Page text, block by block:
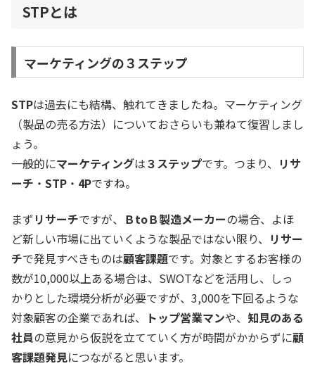
STPとは
マーケティングの３ステップ
STPは過去にも結構、触れてきましたね。マーケティング
（製品の売る方法）についておさらいも兼ねて復習しまし
ょう。
一般的にマーケティングは３ステップです。つまり、 リサ
ーチ ・ STP ・ 4Pですね。
まずリサーチですが、 ＢtoＢ製造メーカーの場合、よほ
ど新しい市場に出ていくような製品ではない限り、 リサー
チで発見すべきものは顧客課題です。対象とするお客様の
数が10,000以上ある場合は、SWOTなどを活用し、しっ
かりとした環境分析が必要ですが、3,000を下回るような
対象顧客の企業であれば、
トップ営業マンや、 知見のある
社員の意見から仮説を立てていく方が時間がかからずに顧
客課題発見につながると思います。